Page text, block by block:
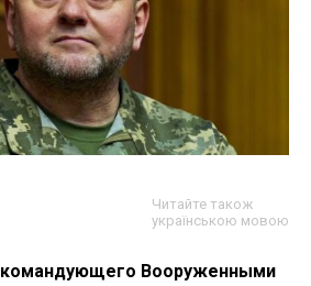
Читайте також
українською мовою
Вооруженными